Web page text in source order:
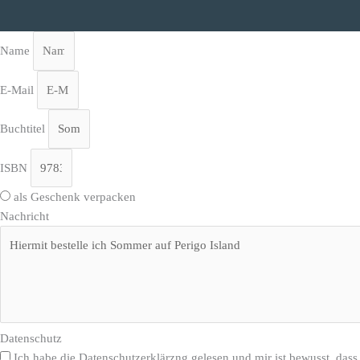
Name
E-Mail
Buchtitel
ISBN
als Geschenk verpacken
Nachricht
Datenschutz
Ich habe die Datenschutzerklärzng gelesen und mir ist bewusst,